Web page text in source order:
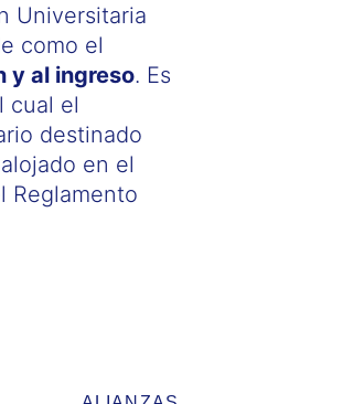
Universitaria
como el
y al ingreso. Es
cual el
destinado
en el
Reglamento